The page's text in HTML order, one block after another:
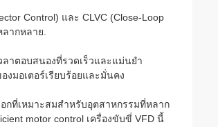
Control) และ CLVC (Close-Loop
ากหลาย.
ลาตอบสนองที่รวดเร็วและแม่นยํา
มอเตอร์เรียบร้อยและมั่นคง
กที่เหมาะสมสําหรับอุตสาหกรรมที่หลาก
motor control เครื่องขับขี่ VFD นี้